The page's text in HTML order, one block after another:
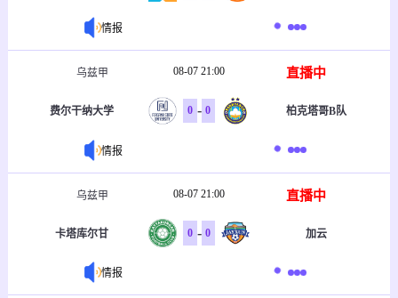
情报
乌兹甲 08-07 21:00 直播中
费尔干纳大学 0 - 0 柏克塔哥B队
情报
乌兹甲 08-07 21:00 直播中
卡塔库尔甘 0 - 0 加云
情报